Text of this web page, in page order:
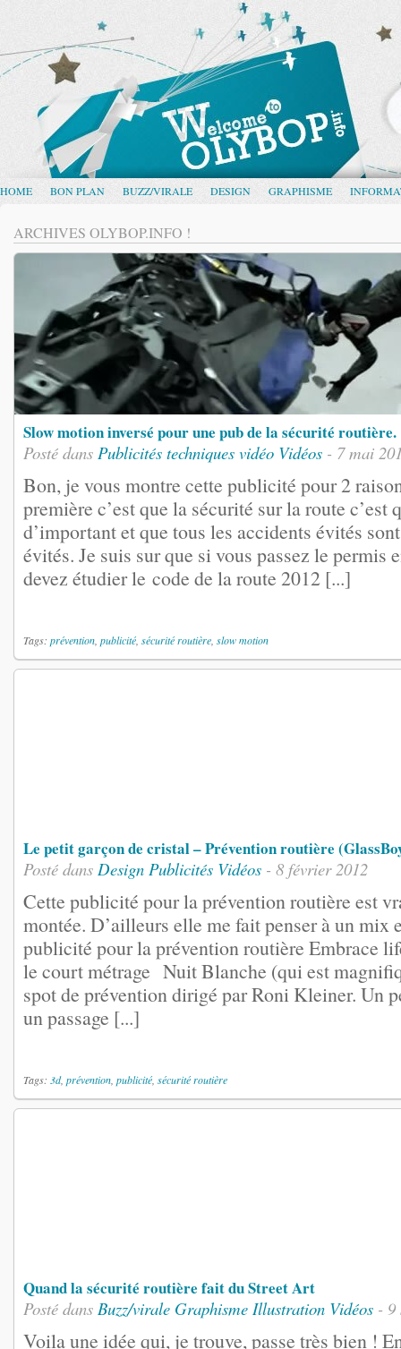
HOME BON PLAN BUZZ/VIRALE DESIGN GRAPHISME
ARCHIVES OLYBOP.INFO !
Slow motion inversé pour une pub de la sécurité routière.
Posté dans Publicités techniques vidéo Vidéos - 7 mai
Bon, je vous montre cette publicité pour 2
première c’est que la sécurité sur la route c’est
d’important et que tous les accidents évités
évités. Je suis sur que si vous passez le permis
devez étudier le code de la route 2012 [...]
Tags: prévention publicité sécurité routière slow motion
Le petit garçon de cristal – Prévention routière
Posté dans Design Publicités Vidéos - 8 février 2012
Cette publicité pour la prévention routière est
montée. D’ailleurs elle me fait penser à un mix
publicité pour la prévention routière Embrace
le court métrage Nuit Blanche (qui est
spot de prévention dirigé par Roni Kleiner. Un
un passage [...]
Tags: 3d, prévention publicité sécurité routière
Quand la sécurité routière fait du Street Art
Posté dans Buzz/virale Graphisme Illustration Vidéos - 9
Voila une idée qui, je trouve, passe très bien !